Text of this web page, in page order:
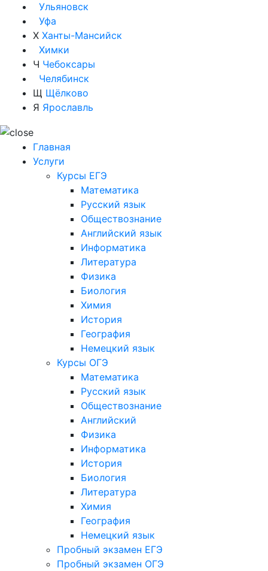
Ульяновск
Уфа
Х Ханты-Мансийск
Химки
Ч Чебоксары
Челябинск
Щ Щёлково
Я Ярославль
Главная
Услуги
Курсы ЕГЭ
Математика
Русский язык
Обществознание
Английский язык
Информатика
Литература
Физика
Биология
Химия
История
География
Немецкий язык
Курсы ОГЭ
Математика
Русский язык
Обществознание
Английский
Физика
Информатика
История
Биология
Литература
Химия
География
Немецкий язык
Пробный экзамен ЕГЭ
Пробный экзамен ОГЭ